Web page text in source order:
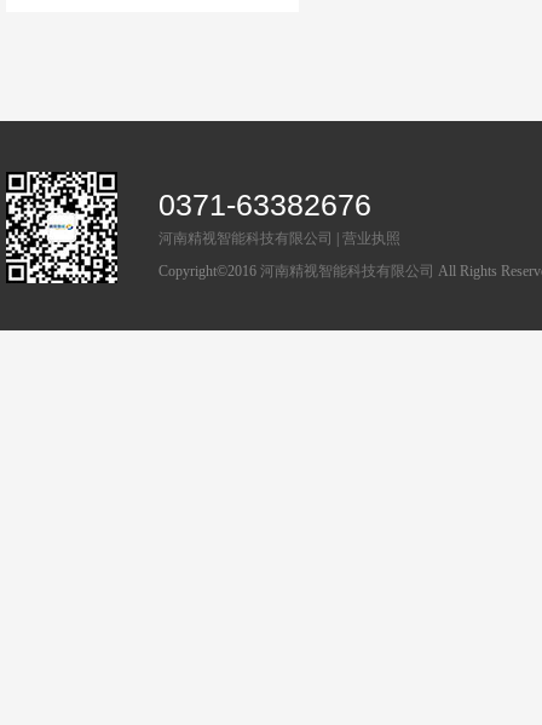
0371-63382676
河南精视智能科技有限公司
营业执照
Copyright©2016 河南精视智能科技有限公司 All Rights